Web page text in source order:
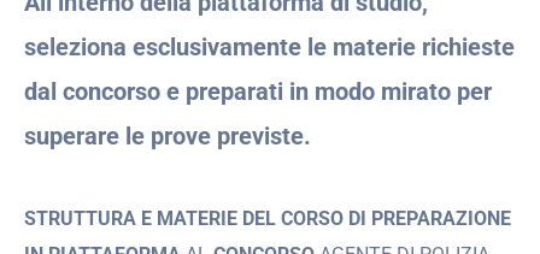
seleziona esclusivamente le materie richieste
dal concorso e preparati in modo mirato per
superare le prove previste.
STRUTTURA E MATERIE DEL CORSO DI PREPARAZIONE